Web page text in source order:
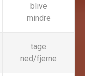
blive
mindre
tage
ned/fjerne